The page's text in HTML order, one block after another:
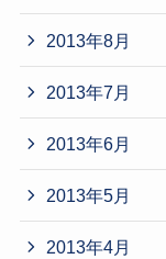
2013年8月
2013年7月
2013年6月
2013年5月
2013年4月